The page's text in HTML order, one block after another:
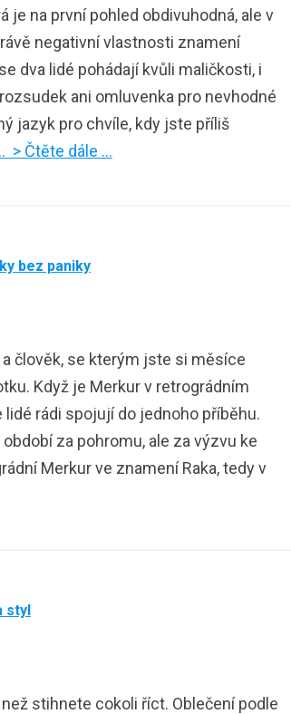
je na první pohled obdivuhodná, ale v
negativní vlastnosti znamení
dva lidé pohádají kvůli maličkosti, i
ani omluvenka pro nevhodné
jazyk pro chvíle, kdy jste příliš
> Čtěte dále …
bez paniky
člověk, se kterým jste si měsíce
Když je Merkur v retrográdním
rádi spojují do jednoho příběhu.
za pohromu, ale za výzvu ke
Merkur ve znamení Raka, tedy v
styl
stihnete cokoli říct. Oblečení podle